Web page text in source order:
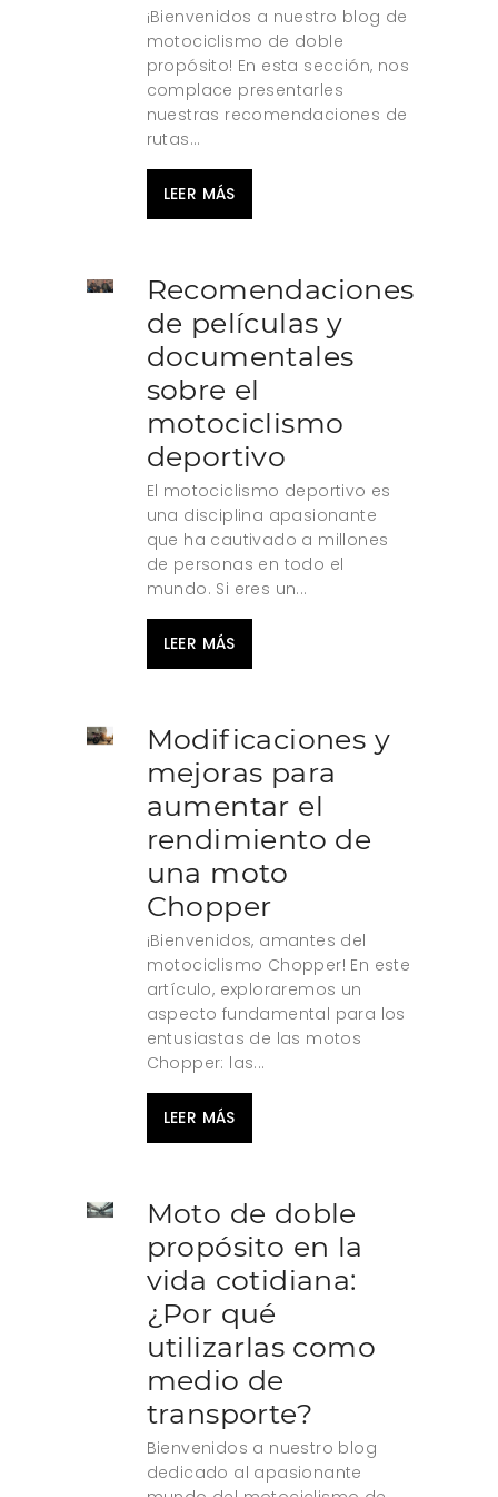
¡Bienvenidos a nuestro blog de
motociclismo de doble
propósito! En esta sección, nos
complace presentarles
nuestras recomendaciones de
rutas...
LEER MÁS
Recomendaciones
de películas y
documentales
sobre el
motociclismo
deportivo
El motociclismo deportivo es
una disciplina apasionante
que ha cautivado a millones
de personas en todo el
mundo. Si eres un...
LEER MÁS
Modificaciones y
mejoras para
aumentar el
rendimiento de
una moto
Chopper
¡Bienvenidos, amantes del
motociclismo Chopper! En este
artículo, exploraremos un
aspecto fundamental para los
entusiastas de las motos
Chopper: las...
LEER MÁS
Moto de doble
propósito en la
vida cotidiana:
¿Por qué
utilizarlas como
medio de
transporte?
Bienvenidos a nuestro blog
dedicado al apasionante